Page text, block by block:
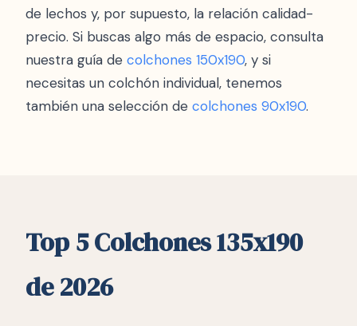
de lechos y, por supuesto, la relación calidad-
precio. Si buscas algo más de espacio, consulta
nuestra guía de colchones 150x190, y si
necesitas un colchón individual, tenemos
también una selección de colchones 90x190.
Top 5 Colchones 135x190
de 2026